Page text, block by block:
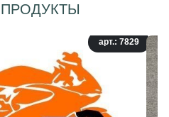
арт.: 7829